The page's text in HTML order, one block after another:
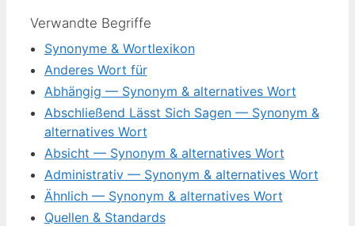
Verwandte Begriffe
Synonyme & Wortlexikon
Anderes Wort für
Abhängig — Synonym & alternatives Wort
Abschließend Lässt Sich Sagen — Synonym &
alternatives Wort
Absicht — Synonym & alternatives Wort
Administrativ — Synonym & alternatives Wort
Ähnlich — Synonym & alternatives Wort
Quellen & Standards